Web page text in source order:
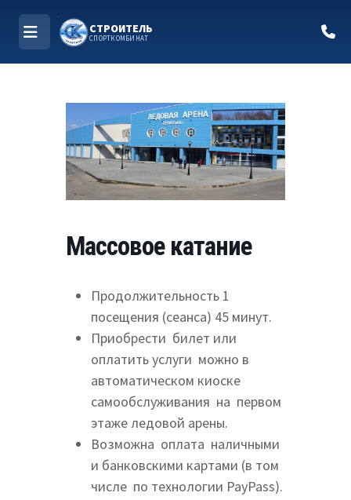
МЕНЮ
СТРОИТЕЛЬ
СПОРТКОМБИНАТ
Массовое катание
Продолжительность 1
посещения (сеанса) 45 минут.
Приобрести билет или
оплатить услуги можно в
автоматическом киоске
самообслуживания на первом
этаже ледовой арены.
Возможна оплата наличными
и банковскими картами (в том
числе по технологии PayPass).